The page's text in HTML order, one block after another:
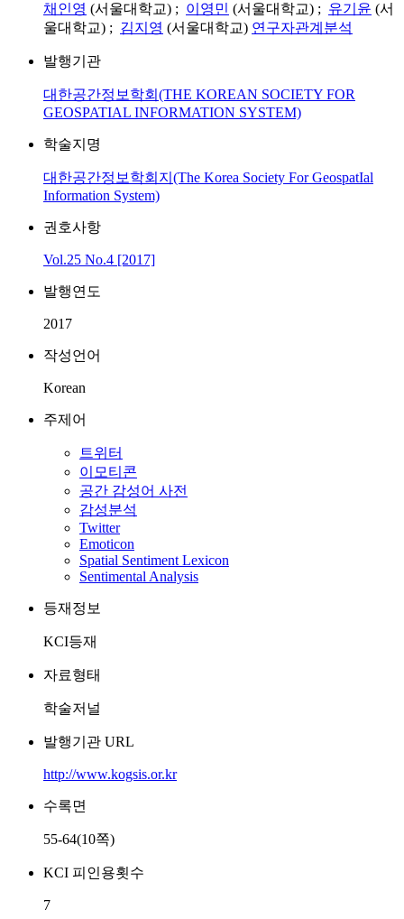
채인영 (서울대학교) ; 이영민 (서울대학교) ; 유기윤 (서
울대학교) ; 김지영 (서울대학교) 연구자관계분석
발행기관
대한공간정보학회(THE KOREAN SOCIETY FOR
GEOSPATIAL INFORMATION SYSTEM)
학술지명
대한공간정보학회지(The Korea Society For GeospatIal
Information System)
권호사항
Vol.25 No.4 [2017]
발행연도
2017
작성언어
Korean
주제어
트위터
이모티콘
공간 감성어 사전
감성분석
Twitter
Emoticon
Spatial Sentiment Lexicon
Sentimental Analysis
등재정보
KCI등재
자료형태
학술저널
발행기관 URL
http://www.kogsis.or.kr
수록면
55-64(10쪽)
KCI 피인용횟수
7